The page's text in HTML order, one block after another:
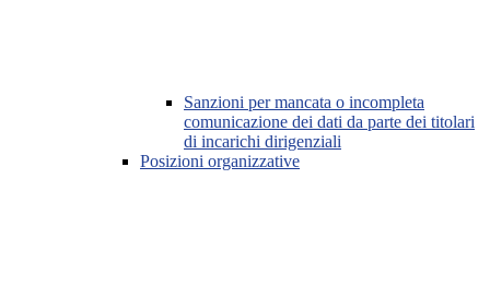
Sanzioni per mancata o incompleta
comunicazione dei dati da parte dei titolari
di incarichi dirigenziali
Posizioni organizzative